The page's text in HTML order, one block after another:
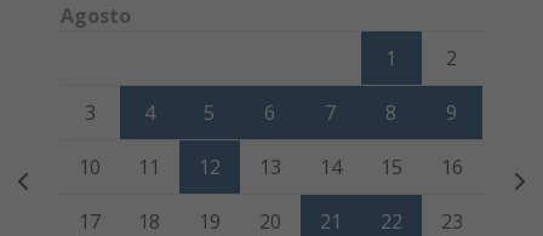
Agosto
Viernes Sábado
1 2
3 4 5 6 7 8 9
10 11 12 13 14 15 16
17 18 19 20 21 22 23